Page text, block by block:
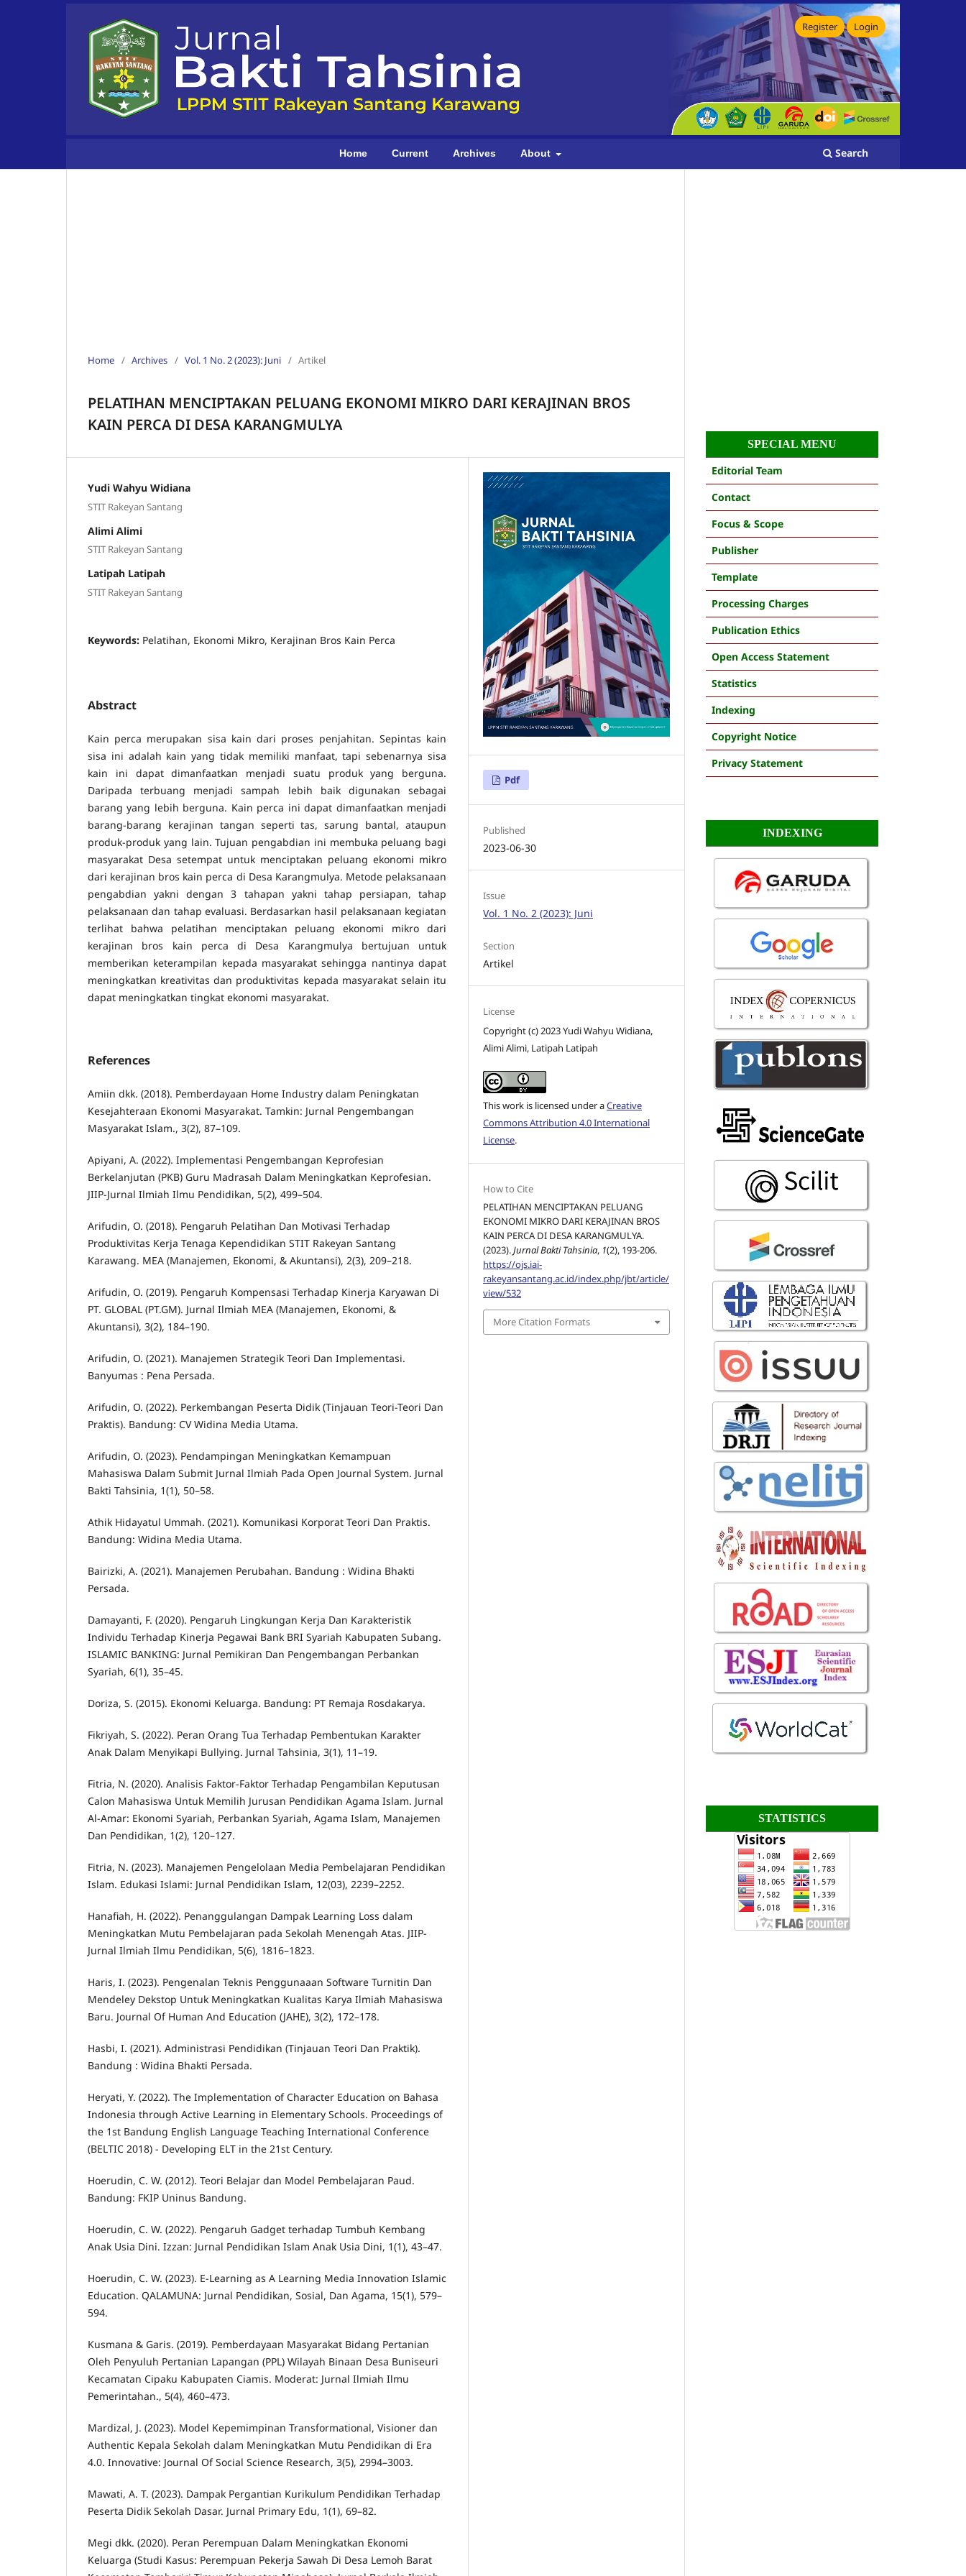
Home Current Archives About Search
Register Login
Home / Archives / Vol. 1 No. 2 (2023): Juni / Artikel
PELATIHAN MENCIPTAKAN PELUANG EKONOMI MIKRO DARI KERAJINAN BROS
KAIN PERCA DI DESA KARANGMULYA
Yudi Wahyu Widiana
STIT Rakeyan Santang
Alimi Alimi
STIT Rakeyan Santang
Latipah Latipah
STIT Rakeyan Santang
Keywords: Pelatihan, Ekonomi Mikro, Kerajinan Bros Kain Perca
Abstract
Kain perca merupakan sisa kain dari proses penjahitan. Sepintas kain
sisa ini adalah kain yang tidak memiliki manfaat, tapi sebenarnya sisa
kain ini dapat dimanfaatkan menjadi suatu produk yang berguna.
Daripada terbuang menjadi sampah lebih baik digunakan sebagai
barang yang lebih berguna. Kain perca ini dapat dimanfaatkan menjadi
barang-barang kerajinan tangan seperti tas, sarung bantal, ataupun
produk-produk yang lain. Tujuan pengabdian ini membuka peluang bagi
masyarakat Desa setempat untuk menciptakan peluang ekonomi mikro
dari kerajinan bros kain perca di Desa Karangmulya. Metode pelaksanaan
pengabdian yakni dengan 3 tahapan yakni tahap persiapan, tahap
pelaksanaan dan tahap evaluasi. Berdasarkan hasil pelaksanaan kegiatan
terlihat bahwa pelatihan menciptakan peluang ekonomi mikro dari
kerajinan bros kain perca di Desa Karangmulya bertujuan untuk
memberikan keterampilan kepada masyarakat sehingga nantinya dapat
meningkatkan kreativitas dan produktivitas kepada masyarakat selain itu
dapat meningkatkan tingkat ekonomi masyarakat.
References
Amiin dkk. (2018). Pemberdayaan Home Industry dalam Peningkatan
Kesejahteraan Ekonomi Masyarakat. Tamkin: Jurnal Pengembangan
Masyarakat Islam., 3(2), 87–109.
Apiyani, A. (2022). Implementasi Pengembangan Keprofesian
Berkelanjutan (PKB) Guru Madrasah Dalam Meningkatkan Keprofesian.
JIIP-Jurnal Ilmiah Ilmu Pendidikan, 5(2), 499–504.
Arifudin, O. (2018). Pengaruh Pelatihan Dan Motivasi Terhadap
Produktivitas Kerja Tenaga Kependidikan STIT Rakeyan Santang
Karawang. MEA (Manajemen, Ekonomi, & Akuntansi), 2(3), 209–218.
Arifudin, O. (2019). Pengaruh Kompensasi Terhadap Kinerja Karyawan Di
PT. GLOBAL (PT.GM). Jurnal Ilmiah MEA (Manajemen, Ekonomi, &
Akuntansi), 3(2), 184–190.
Arifudin, O. (2021). Manajemen Strategik Teori Dan Implementasi.
Banyumas : Pena Persada.
Arifudin, O. (2022). Perkembangan Peserta Didik (Tinjauan Teori-Teori Dan
Praktis). Bandung: CV Widina Media Utama.
Arifudin, O. (2023). Pendampingan Meningkatkan Kemampuan
Mahasiswa Dalam Submit Jurnal Ilmiah Pada Open Journal System. Jurnal
Bakti Tahsinia, 1(1), 50–58.
Athik Hidayatul Ummah. (2021). Komunikasi Korporat Teori Dan Praktis.
Bandung: Widina Media Utama.
Bairizki, A. (2021). Manajemen Perubahan. Bandung : Widina Bhakti
Persada.
Damayanti, F. (2020). Pengaruh Lingkungan Kerja Dan Karakteristik
Individu Terhadap Kinerja Pegawai Bank BRI Syariah Kabupaten Subang.
ISLAMIC BANKING: Jurnal Pemikiran Dan Pengembangan Perbankan
Syariah, 6(1), 35–45.
Doriza, S. (2015). Ekonomi Keluarga. Bandung: PT Remaja Rosdakarya.
Fikriyah, S. (2022). Peran Orang Tua Terhadap Pembentukan Karakter
Anak Dalam Menyikapi Bullying. Jurnal Tahsinia, 3(1), 11–19.
Fitria, N. (2020). Analisis Faktor-Faktor Terhadap Pengambilan Keputusan
Calon Mahasiswa Untuk Memilih Jurusan Pendidikan Agama Islam. Jurnal
Al-Amar: Ekonomi Syariah, Perbankan Syariah, Agama Islam, Manajemen
Dan Pendidikan, 1(2), 120–127.
Fitria, N. (2023). Manajemen Pengelolaan Media Pembelajaran Pendidikan
Islam. Edukasi Islami: Jurnal Pendidikan Islam, 12(03), 2239–2252.
Hanafiah, H. (2022). Penanggulangan Dampak Learning Loss dalam
Meningkatkan Mutu Pembelajaran pada Sekolah Menengah Atas. JIIP-
Jurnal Ilmiah Ilmu Pendidikan, 5(6), 1816–1823.
Haris, I. (2023). Pengenalan Teknis Penggunaaan Software Turnitin Dan
Mendeley Dekstop Untuk Meningkatkan Kualitas Karya Ilmiah Mahasiswa
Baru. Journal Of Human And Education (JAHE), 3(2), 172–178.
Hasbi, I. (2021). Administrasi Pendidikan (Tinjauan Teori Dan Praktik).
Bandung : Widina Bhakti Persada.
Heryati, Y. (2022). The Implementation of Character Education on Bahasa
Indonesia through Active Learning in Elementary Schools. Proceedings of
the 1st Bandung English Language Teaching International Conference
(BELTIC 2018) - Developing ELT in the 21st Century.
Hoerudin, C. W. (2012). Teori Belajar dan Model Pembelajaran Paud.
Bandung: FKIP Uninus Bandung.
Hoerudin, C. W. (2022). Pengaruh Gadget terhadap Tumbuh Kembang
Anak Usia Dini. Izzan: Jurnal Pendidikan Islam Anak Usia Dini, 1(1), 43–47.
Hoerudin, C. W. (2023). E-Learning as A Learning Media Innovation Islamic
Education. QALAMUNA: Jurnal Pendidikan, Sosial, Dan Agama, 15(1), 579–
594.
Kusmana & Garis. (2019). Pemberdayaan Masyarakat Bidang Pertanian
Oleh Penyuluh Pertanian Lapangan (PPL) Wilayah Binaan Desa Buniseuri
Kecamatan Cipaku Kabupaten Ciamis. Moderat: Jurnal Ilmiah Ilmu
Pemerintahan., 5(4), 460–473.
Mardizal, J. (2023). Model Kepemimpinan Transformational, Visioner dan
Authentic Kepala Sekolah dalam Meningkatkan Mutu Pendidikan di Era
4.0. Innovative: Journal Of Social Science Research, 3(5), 2994–3003.
Mawati, A. T. (2023). Dampak Pergantian Kurikulum Pendidikan Terhadap
Peserta Didik Sekolah Dasar. Jurnal Primary Edu, 1(1), 69–82.
Megi dkk. (2020). Peran Perempuan Dalam Meningkatkan Ekonomi
Keluarga (Studi Kasus: Perempuan Pekerja Sawah Di Desa Lemoh Barat
Pdf
Published
2023-06-30
Issue
Vol. 1 No. 2 (2023): Juni
Section
Artikel
License
Copyright (c) 2023 Yudi Wahyu Widiana,
Alimi Alimi, Latipah Latipah
This work is licensed under aCreative
Commons Attribution 4.0 International
License.
How to Cite
PELATIHAN MENCIPTAKAN PELUANG
EKONOMI MIKRO DARI KERAJINAN BROS
KAIN PERCA DI DESA KARANGMULYA.
(2023).Jurnal Bakti Tahsinia, 1(2), 193-206.
https://ojs.iai-
rakeyansantang.ac.id/index.php/jbt/article/
view/532
More Citation Formats
SPECIAL MENU
Editorial Team
Contact
Focus & Scope
Publisher
Template
Processing Charges
Publication Ethics
Open Access Statement
Statistics
Indexing
Copyright Notice
Privacy Statement
INDEXING
STATISTICS